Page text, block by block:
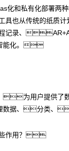
和私有化部署两
具也从传统的
记录、
能化。
为用户提供了
梳理数据、分
些作用？